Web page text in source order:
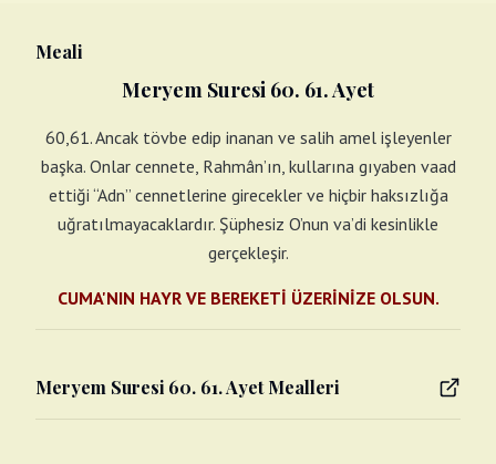
Meali
Meryem Suresi 60. 61. Ayet
60,61. Ancak tövbe edip inanan ve salih amel işleyenler
başka. Onlar cennete, Rahmân’ın, kullarına gıyaben vaad
ettiği “Adn” cennetlerine girecekler ve hiçbir haksızlığa
uğratılmayacaklardır. Şüphesiz O’nun va’di kesinlikle
gerçekleşir.
CUMA'NIN HAYR VE BEREKETİ ÜZERİNİZE OLSUN.
Meryem Suresi 60. 61. Ayet Mealleri